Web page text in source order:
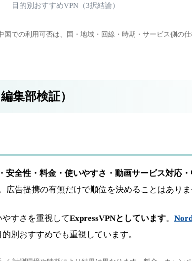
目的別おすすめVPN（3択結論）
での利用可否は、国・地域・回線・時期・サービス側の
集部検証）
安全性・料金・使いやすさ・動画サービス対応
広告提携の有無だけで順位を決めることはありま
すさを重視してExpressVPNとしています。
別おすすめでも重視しています。